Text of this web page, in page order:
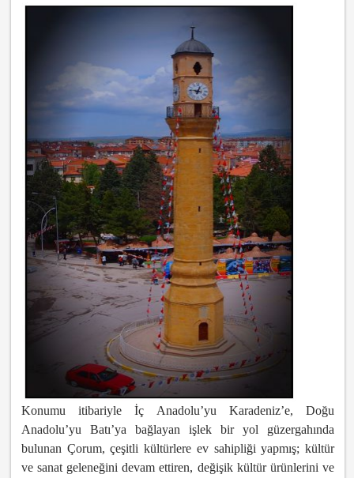
Konumu itibariyle İç Anadolu’yu Karadeniz’e, Doğu
Anadolu’yu Batı’ya bağlayan işlek bir yol güzergahında
bulunan Çorum, çeşitli kültürlere ev sahipliği yapmış; kültür
ve sanat geleneğini devam ettiren, değişik kültür ürünlerini ve